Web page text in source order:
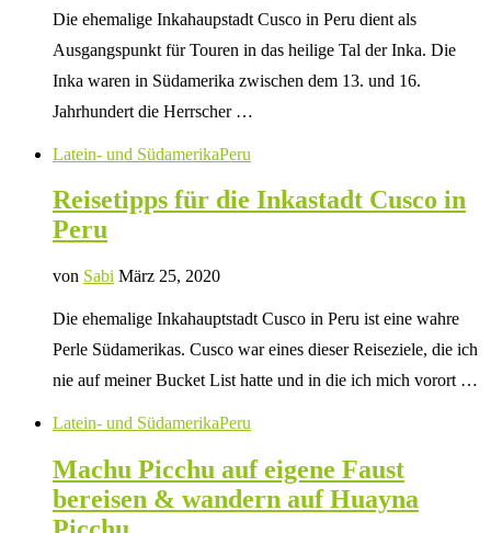
Die ehemalige Inkahaupstadt Cusco in Peru dient als
Ausgangspunkt für Touren in das heilige Tal der Inka. Die
Inka waren in Südamerika zwischen dem 13. und 16.
Jahrhundert die Herrscher …
Latein- und SüdamerikaPeru
Reisetipps für die Inkastadt Cusco in
Peru
von Sabi März 25, 2020
Die ehemalige Inkahauptstadt Cusco in Peru ist eine wahre
Perle Südamerikas. Cusco war eines dieser Reiseziele, die ich
nie auf meiner Bucket List hatte und in die ich mich vorort …
Latein- und SüdamerikaPeru
Machu Picchu auf eigene Faust
bereisen & wandern auf Huayna